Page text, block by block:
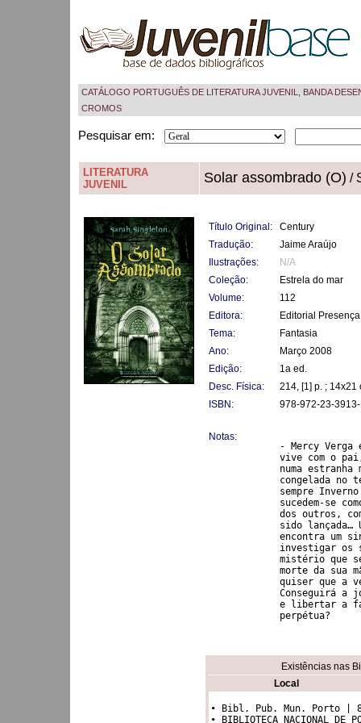
CATÁLOGO PORTUGUÊS DE LITERATURA JUVENIL, BANDA
CROMOS
Pesquisar em:
LITERATURA
JUVENIL
Solar assombrado (O) /
Título Original:
Century
Tradução:
Jaime Araújo
Ilustrações:
N/A
Coleção:
Estrela do mar
Volume:
112
Editora:
Editorial Presença
Tema:
Fantasia
Ano:
Março 2008
Edição:
1a ed.
Desc. Física:
214, [1] p. ; 14x21
ISBN:
978-972-23-
Notas:
- Mercy Verga
vive com o
numa estranha
congelada no
sempre
sucedem-se
dos outros,
sido lançada…
encontra um
investigar os
mistério que
morte da sua
quiser que a
Conseguirá a
e libertar a
perpétua?
Existências nas
Local
• Bibl. Pub. Mun. Porto |
• BIBLIOTECA NACIONAL